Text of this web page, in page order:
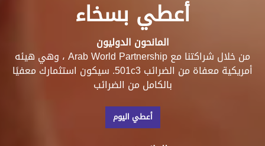
أمريكية معفاة من الضرائب 501c3. سيكون استثمارك معفيًا
بالكامل من الضرائب
أعطي اليوم
أرسلها مباشرة إلى الحساب البنكي لرئاسة الطائفة الانجيلية
بمصر على النحو التالي: